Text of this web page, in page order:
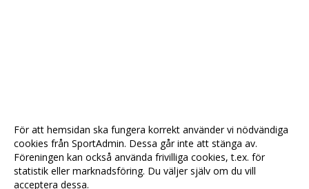
För att hemsidan ska fungera korrekt använder vi nödvändiga
cookies från SportAdmin. Dessa går inte att stänga av.
Föreningen kan också använda frivilliga cookies, t.ex. för
statistik eller marknadsföring. Du väljer själv om du vill
acceptera dessa.